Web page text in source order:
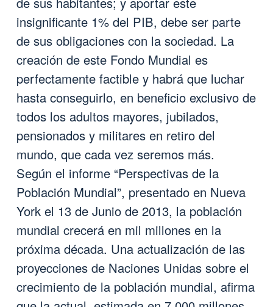
insignificante 1% del PIB, debe ser parte
de sus obligaciones con la sociedad. La
creación de este Fondo Mundial es
perfectamente factible y habrá que luchar
hasta conseguirlo, en beneficio exclusivo de
todos los adultos mayores, jubilados,
pensionados y militares en retiro del
mundo, que cada vez seremos más.
Según el informe “Perspectivas de la
Población Mundial”, presentado en Nueva
York el 13 de Junio de 2013, la población
mundial crecerá en mil millones en la
próxima década. Una actualización de las
proyecciones de Naciones Unidas sobre el
crecimiento de la población mundial, afirma